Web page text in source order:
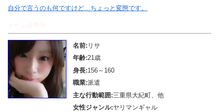
自分で言うのも何ですけど…ちょっと変態です。
名前: リサ
年齢:21歳
身長:156～160
職業:派遣
主な行動範囲:三重県大紀町、他
女性ジャンル:ヤリマンギャル